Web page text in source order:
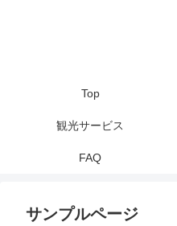
Top
観光サービス
FAQ
サンプルページ